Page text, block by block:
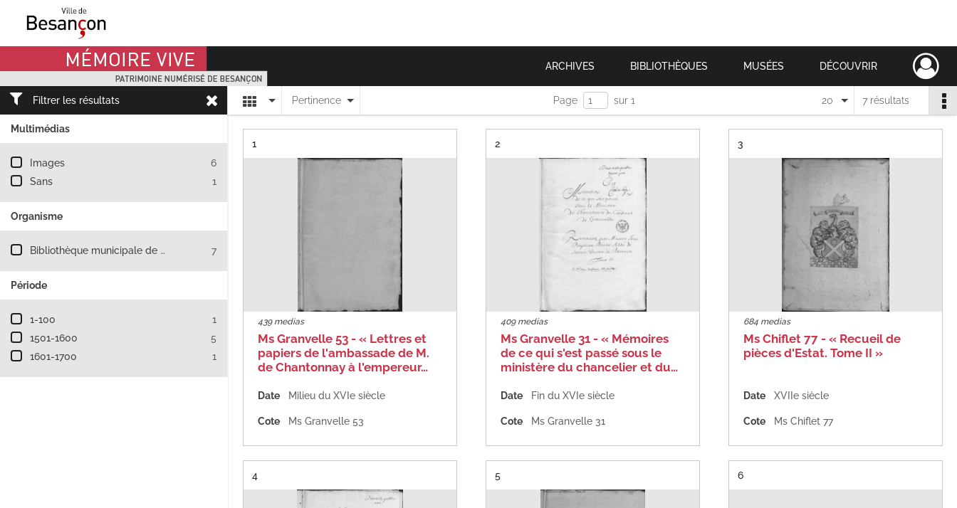
Mémoire Vive patrimoine numérisé de Besançon ARCHIVES BIBLIOTHÈQUES MUSÉES DÉCOUVRIR
Filtrer les résultats
Multimédias
Filtre les résultats par : Multimédias
Images
6
Sans
1
Organisme
Filtre les résultats par : Organisme
Bibliothèque municipale de Besançon 7
Période
Filtre les résultats par : Période
1-100
1
1501-1600
5
1601-1700
1
AffichagePertinence Page sur 1 7 résultats
20
Résultat n°
1
439 medias
Ms Granvelle 53 - « Lettres et
papiers de l'ambassade de M.
de Chantonnay à l'empereur…
Date Milieu du XVIe siècle
Cote Ms Granvelle 53
Résultat n°
2
409 medias
Ms Granvelle 31 - « Mémoires
de ce qui s'est passé sous le
ministère du chancelier et du…
Date Fin du XVIe siècle
Cote Ms Granvelle 31
Résultat n°
3
684 medias
Ms Chiflet 77 - « Recueil de
pièces d'Estat. Tome II »
Date XVIIe siècle
Cote Ms Chiflet 77
Résultat n°
4 Résultat n°
5 Résultat n°
6